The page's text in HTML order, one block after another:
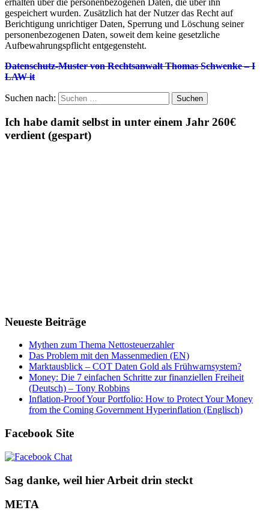
gespeichert wurden. Zusätzlich hat der Nutzer das Recht auf
Berichtigung unrichtiger Daten, Sperrung und Löschung seiner
personenbezogenen Daten, soweit dem keine gesetzliche
Aufbewahrungspflicht entgegensteht.
Datenschutz-Muster von Rechtsanwalt Thomas Schwenke – I
LAW it
Suchen nach:
Ich habe damit selbst in unter einem Jahr 260€
verdient (gespart)
Neueste Beiträge
Mythen zum Thema Nettosteuerzahler
Das Problem mit den Massenmedien (EN)
Marktausblick – COT Daten Gold als Frühwarnsystem?
Money: Die 7 einfachen Schritte zur finanziellen Freiheit
(Deutsch) – Tony Robbins
Inflation-Proof Your Portfolio: How to Protect Your Money
from the Coming Government Hyperinflation (Englisch)
Facebook Site
Sag danke, weil hier Arbeit drin steckt
META